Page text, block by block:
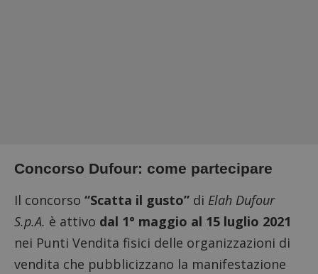
Concorso Dufour: come partecipare
Il concorso “Scatta il gusto” di Elah Dufour
S.p.A. è attivo dal 1° maggio al 15 luglio 2021
nei Punti Vendita fisici delle organizzazioni di
vendita che pubblicizzano la manifestazione